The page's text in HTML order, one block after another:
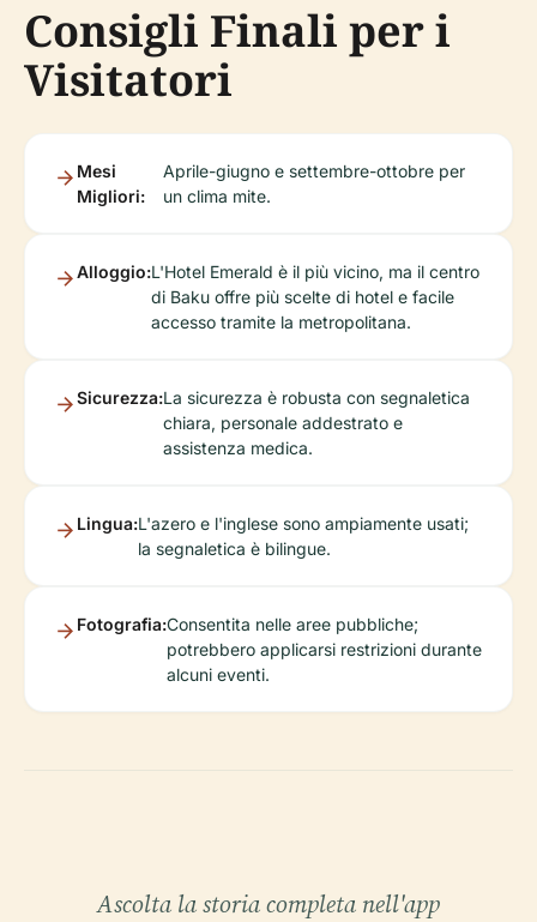
Consigli Finali per i
Visitatori
Mesi
Migliori:
Aprile-giugno e settembre-ottobre per
un clima mite.
Alloggio:L'Hotel Emerald è il più vicino, ma il centro
di Baku offre più scelte di hotel e facile
accesso tramite la metropolitana.
Sicurezza:La sicurezza è robusta con segnaletica
chiara, personale addestrato e
assistenza medica.
Lingua:L'azero e l'inglese sono ampiamente usati;
la segnaletica è bilingue.
Fotografia:Consentita nelle aree pubbliche;
potrebbero applicarsi restrizioni durante
alcuni eventi.
Ascolta la storia completa nell'app